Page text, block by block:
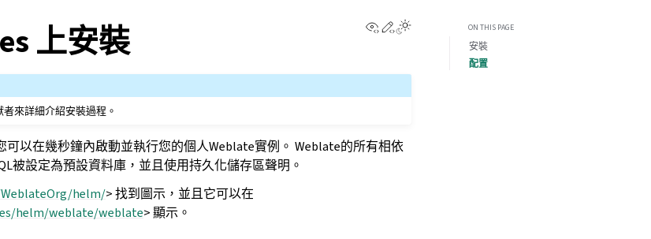
View this page
Edit this page
上安裝
者來詳細介紹安裝過程。
可以在幾秒鐘內啟動並執行您的個人Weblate實例。 Weblate的所有相依
被設定為預設資料庫，並且使用持久化儲存區聲明。
helm/> 找到圖示，並且它可以在
helm/weblate/weblate> 顯示。
ON THIS PAGE
安裝
配置